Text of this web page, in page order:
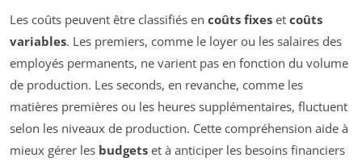
Les coûts peuvent être classifiés en coûts fixes et coûts
variables. Les premiers, comme le loyer ou les salaires des
employés permanents, ne varient pas en fonction du volume
de production. Les seconds, en revanche, comme les
matières premières ou les heures supplémentaires, fluctuent
selon les niveaux de production. Cette compréhension aide à
mieux gérer les budgets et à anticiper les besoins financiers